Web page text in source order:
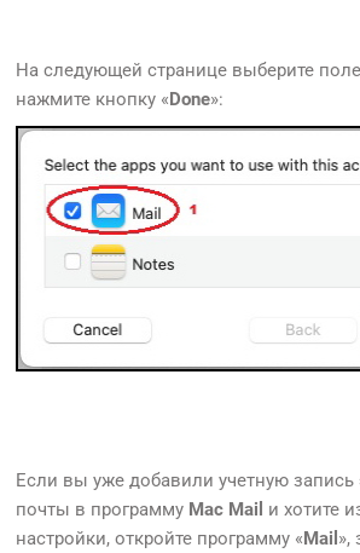
На следующей странице выберите
нажмите кнопку «Done»:
Если вы уже добавили учетную запись
почты в программу Mac Mail и хотите
настройки, откройте программу «Mail »,